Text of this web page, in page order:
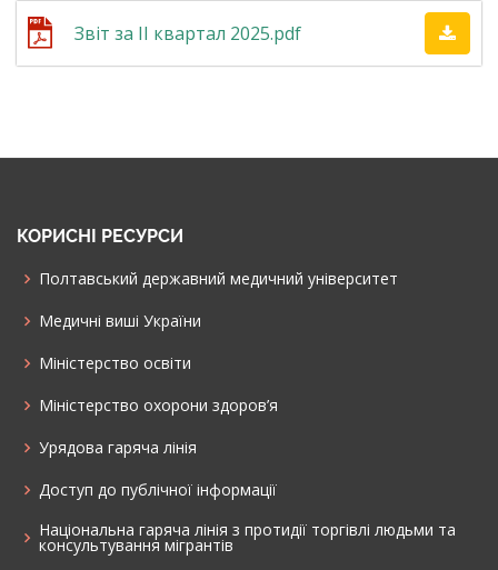
Звіт за ІІ квартал 2025.pdf
КОРИСНІ РЕСУРСИ
Полтавський державний медичний університет
Медичні виші України
Міністерство освіти
Міністерство охорони здоров’я
Урядова гаряча лінія
Доступ до публічної інформації
Національна гаряча лінія з протидії торгівлі людьми та
консультування мiгрантiв